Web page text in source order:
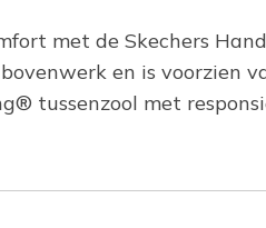
met de Skechers
en is voorzien
tussenzool met